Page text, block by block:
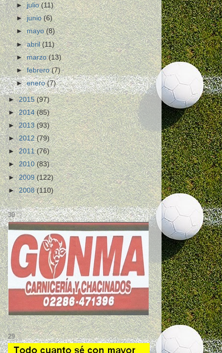
►julio(11)
►junio(6)
►mayo(8)
►abril(11)
►marzo(13)
►febrero(7)
►enero(7)
►2015(97)
►2014(85)
►2013(93)
►2012(79)
►2011(76)
► 2010(83)
►2009(122)
►2008(110)
30
29